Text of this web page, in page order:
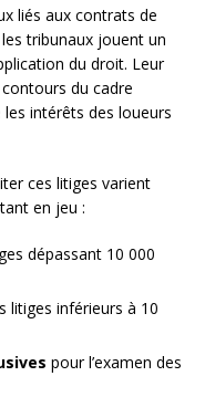
liés aux contrats de
tribunaux jouent un
du droit. Leur
du cadre
intérêts des loueurs
ces litiges varient
en jeu :
dépassant 10 000
litiges inférieurs à 10
pour l’examen des